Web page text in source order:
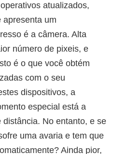
atualizados,
apresenta um
é a câmera. Alta
número de pixeis, e
é o que você obtém
com o seu
dispositivos, a
especial está a
distância. No entanto, e se
uma avaria e tem que
Ainda pior,